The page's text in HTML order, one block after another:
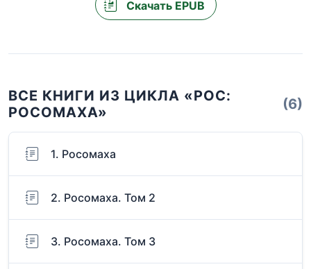
Скачать EPUB
ВСЕ КНИГИ ИЗ ЦИКЛА «РОС:
РОСОМАХА»
(6)
1. Росомаха
2. Росомаха. Том 2
3. Росомаха. Том 3